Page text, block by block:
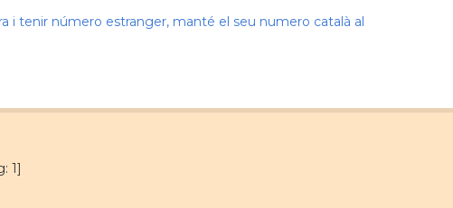
i tenir número estranger, manté el seu numero català al
1]